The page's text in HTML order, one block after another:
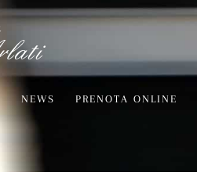
NEWS PRENOTA ONLINE